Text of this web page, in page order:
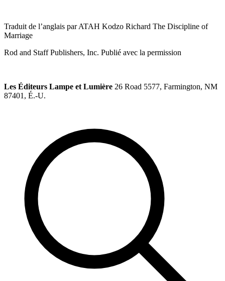
Traduit de l’anglais par ATAH Kodzo Richard The Discipline of
Marriage
Rod and Staff Publishers, Inc. Publié avec la permission
Les Éditeurs Lampe et Lumière 26 Road 5577, Farmington, NM
87401, É.-U.